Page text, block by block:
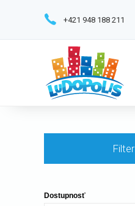
+421 948 188 211
Filter
Dostupnosť